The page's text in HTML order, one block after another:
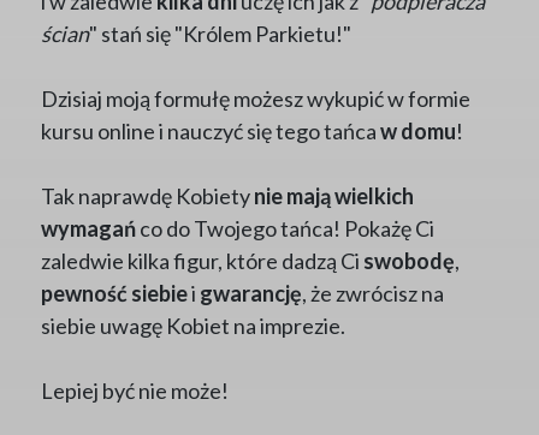
ścian" stań się "Królem Parkietu!"
Dzisiaj moją formułę możesz wykupić w formie
kursu online i nauczyć się tego tańcaw domu!
Tak naprawdę Kobietynie mają wielkich
wymagańco do Twojego tańca! Pokażę Ci
zaledwie kilka figur, które dadzą Ci swobodę,
pewność siebiei gwarancję, że zwrócisz na
siebie uwagę Kobiet na imprezie.
Lepiej być nie może!